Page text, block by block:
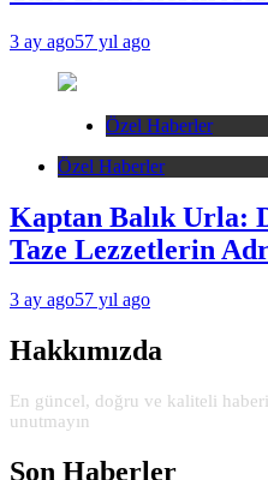
3 ay ago57 yıl ago
Özel Haberler
Özel Haberler
Kaptan Balık Urla:
Taze Lezzetlerin
3 ay ago57 yıl ago
Hakkımızda
En güncel, doğru ve kaliteli
unutmayın
Son Haberler